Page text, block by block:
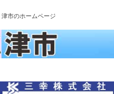
津市のホームページ